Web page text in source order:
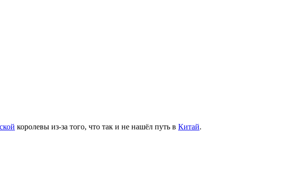
королевы из-за того, что так и не нашёл путь в Китай.